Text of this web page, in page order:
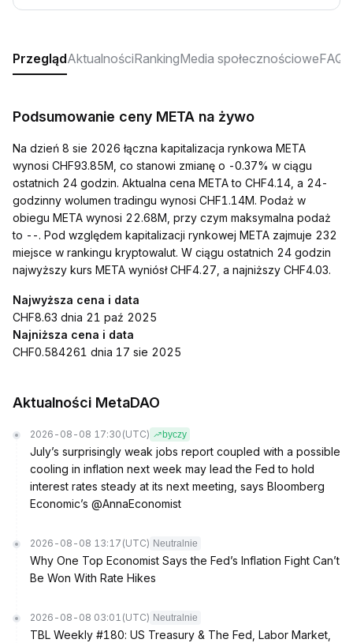
PrzeglądAktualnościRankingMedia społecznościoweFAQ
Podsumowanie ceny META na żywo
Na dzień 8 sie 2026 łączna kapitalizacja rynkowa META
wynosi CHF93.85M, co stanowi zmianę o -0.37% w ciągu
ostatnich 24 godzin. Aktualna cena META to CHF4.14, a 24-
godzinny wolumen tradingu wynosi CHF1.14M. Podaż w
obiegu META wynosi 22.68M, przy czym maksymalna podaż
to --. Pod względem kapitalizacji rynkowej META zajmuje 232
miejsce w rankingu kryptowalut. W ciągu ostatnich 24 godzin
najwyższy kurs META wyniósł CHF4.27, a najniższy CHF4.03.
Najwyższa cena i data
CHF8.63 dnia 21 paź 2025
Najniższa cena i data
CHF0.584261 dnia 17 sie 2025
Aktualności MetaDAO
2026-08-08 17:30 (UTC) byczy
July’s surprisingly weak jobs report coupled with a possible
cooling in inflation next week may lead the Fed to hold
interest rates steady at its next meeting, says Bloomberg
Economic’s @AnnaEconomist
2026-08-08 13:17 (UTC) Neutralnie
Why One Top Economist Says the Fed’s Inflation Fight Can’t
Be Won With Rate Hikes
2026-08-08 03:01 (UTC) Neutralnie
TBL Weekly #180: US Treasury & The Fed, Labor Market,